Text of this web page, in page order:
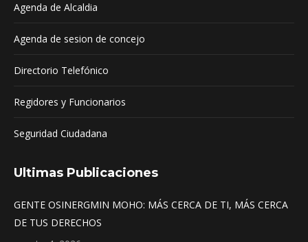
Agenda de Alcaldia
Agenda de sesion de concejo
Directorio Telefónico
Regidores y Funcionarios
Seguridad Ciudadana
Ultimas Publicaciones
GENTE OSINERGMIN MOHO: MÁS CERCA DE TI, MÁS CERCA
DE TUS DERECHOS